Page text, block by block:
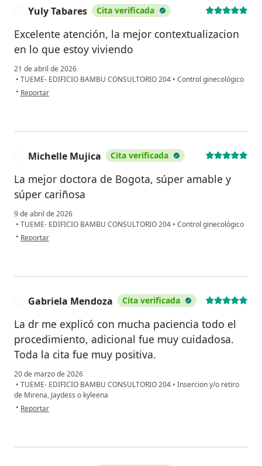
Yuly Tabares Cita verificada
Excelente atención, la mejor contextualizacion
en lo que estoy viviendo
21 de abril de 2026
• TUEME- EDIFICIO BAMBU CONSULTORIO 204 • Control ginecológico
• en opinión del usuario Yuly Tabares
Reportar
Michelle Mujica Cita verificada
La mejor doctora de Bogota, súper amable y
súper cariñosa
9 de abril de 2026
• TUEME- EDIFICIO BAMBU CONSULTORIO 204 • Control ginecológico
• en opinión del usuario Michelle Mujica
Reportar
Gabriela Mendoza Cita verificada
La dr me explicó con mucha paciencia todo el
procedimiento, adicional fue muy cuidadosa.
Toda la cita fue muy positiva.
20 de marzo de 2026
• TUEME- EDIFICIO BAMBU CONSULTORIO 204 • Insercion y/o retiro
de Mirena, Jaydess o kyleena
• en opinión del usuario Gabriela Mendoza
Reportar